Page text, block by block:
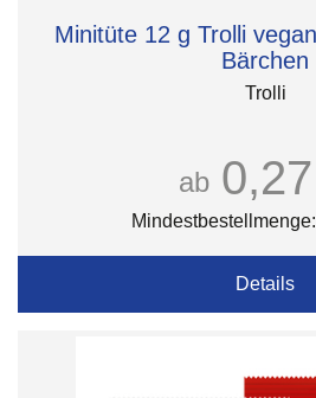
Minitüte 12 g Trolli
Bärchen
Trolli
ab
Details